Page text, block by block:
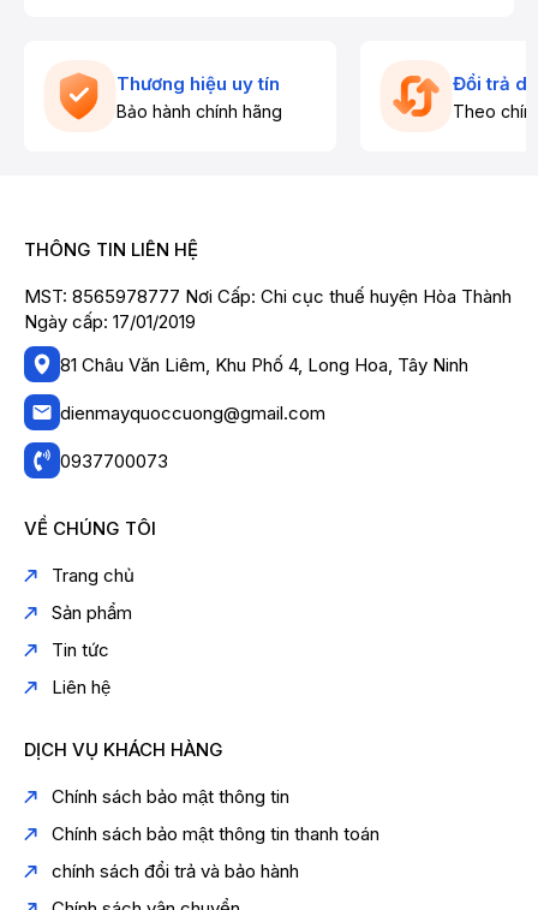
Thương hiệu uy tín
Bảo hành chính hãng
Đổi trả
Theo
THÔNG TIN LIÊN HỆ
MST: 8565978777 Nơi Cấp: Chi cục thuế huyện Hòa Thành
Ngày cấp: 17/01/2019
81 Châu Văn Liêm, Khu Phố 4, Long Hoa, Tây Ninh
dienmayquoccuong@gmail.com
0937700073
VỀ CHÚNG TÔI
Trang chủ
Sản phẩm
Tin tức
Liên hệ
DỊCH VỤ KHÁCH HÀNG
Chính sách bảo mật thông tin
Chính sách bảo mật thông tin thanh toán
chính sách đổi trả và bảo hành